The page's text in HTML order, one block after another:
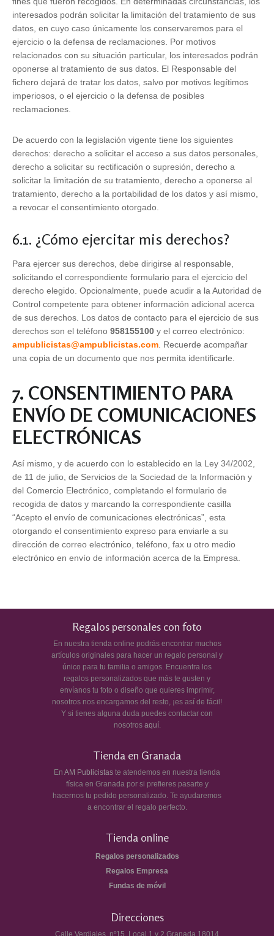
interesados podrán solicitar la limitación del tratamiento de sus
datos, en cuyo caso únicamente los conservaremos para el
ejercicio o la defensa de reclamaciones. Por motivos
relacionados con su situación particular, los interesados podrán
oponerse al tratamiento de sus datos. El Responsable del
fichero dejará de tratar los datos, salvo por motivos legítimos
imperiosos, o el ejercicio o la defensa de posibles
reclamaciones.
De acuerdo con la legislación vigente tiene los siguientes
derechos: derecho a solicitar el acceso a sus datos personales,
derecho a solicitar su rectificación o supresión, derecho a
solicitar la limitación de su tratamiento, derecho a oponerse al
tratamiento, derecho a la portabilidad de los datos y así mismo,
a revocar el consentimiento otorgado.
6.1. ¿Cómo ejercitar mis derechos?
Para ejercer sus derechos, debe dirigirse al responsable,
solicitando el correspondiente formulario para el ejercicio del
derecho elegido. Opcionalmente, puede acudir a la Autoridad de
Control competente para obtener información adicional acerca
de sus derechos. Los datos de contacto para el ejercicio de sus
derechos son el teléfono 958155100 y el correo electrónico:
ampublicistas@ampublicistas.com . Recuerde acompañar
una copia de un documento que nos permita identificarle.
7. CONSENTIMIENTO PARA
ENVÍO DE COMUNICACIONES
ELECTRÓNICAS
Así mismo, y de acuerdo con lo establecido en la Ley 34/2002,
de 11 de julio, de Servicios de la Sociedad de la Información y
del Comercio Electrónico, completando el formulario de
recogida de datos y marcando la correspondiente casilla
“Acepto el envío de comunicaciones electrónicas”, esta
otorgando el consentimiento expreso para enviarle a su
dirección de correo electrónico, teléfono, fax u otro medio
electrónico en envío de información acerca de la Empresa.
Regalos personales con foto
En nuestra tienda online podrás encontrar muchos
artículos originales para hacer un regalo personal y
único para tu familia o amigos. Encuentra los
regalos personalizados que más te gusten y
envíanos tu foto o diseño que quieres imprimir,
nosotros nos encargamos del resto, ¡es así de fácil!
Y si tienes alguna duda puedes contactar con
nosotros aquí.
Tienda en Granada
En AM Publicistas te atendemos en nuestra tienda
física en Granada por si prefieres pasarte y
hacernos tu pedido personalizado. Te ayudaremos
a encontrar el regalo perfecto.
Tienda online
Regalos personalizados
Regalos Empresa
Fundas de móvil
Direcciones
Calle Verdiales, nº15, Local 1 y 2 Granada 18014